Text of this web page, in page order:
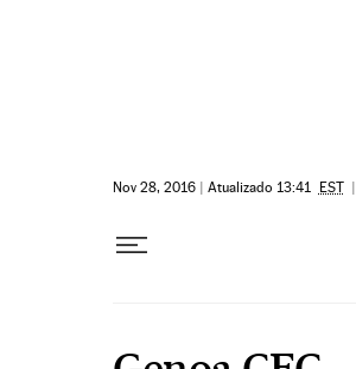
Nov 28, 2016 | Atualizado 13:41 EST |